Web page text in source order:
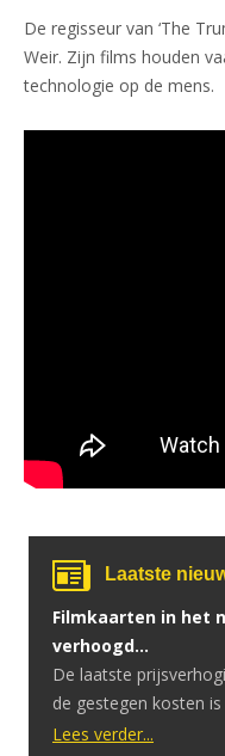
De regisseur van ‘The
Weir. Zijn films houden
technologie op de mens.
Laatste
Filmkaarten in het
verhoogd…
De laatste
de gestegen kosten
Lees verder...